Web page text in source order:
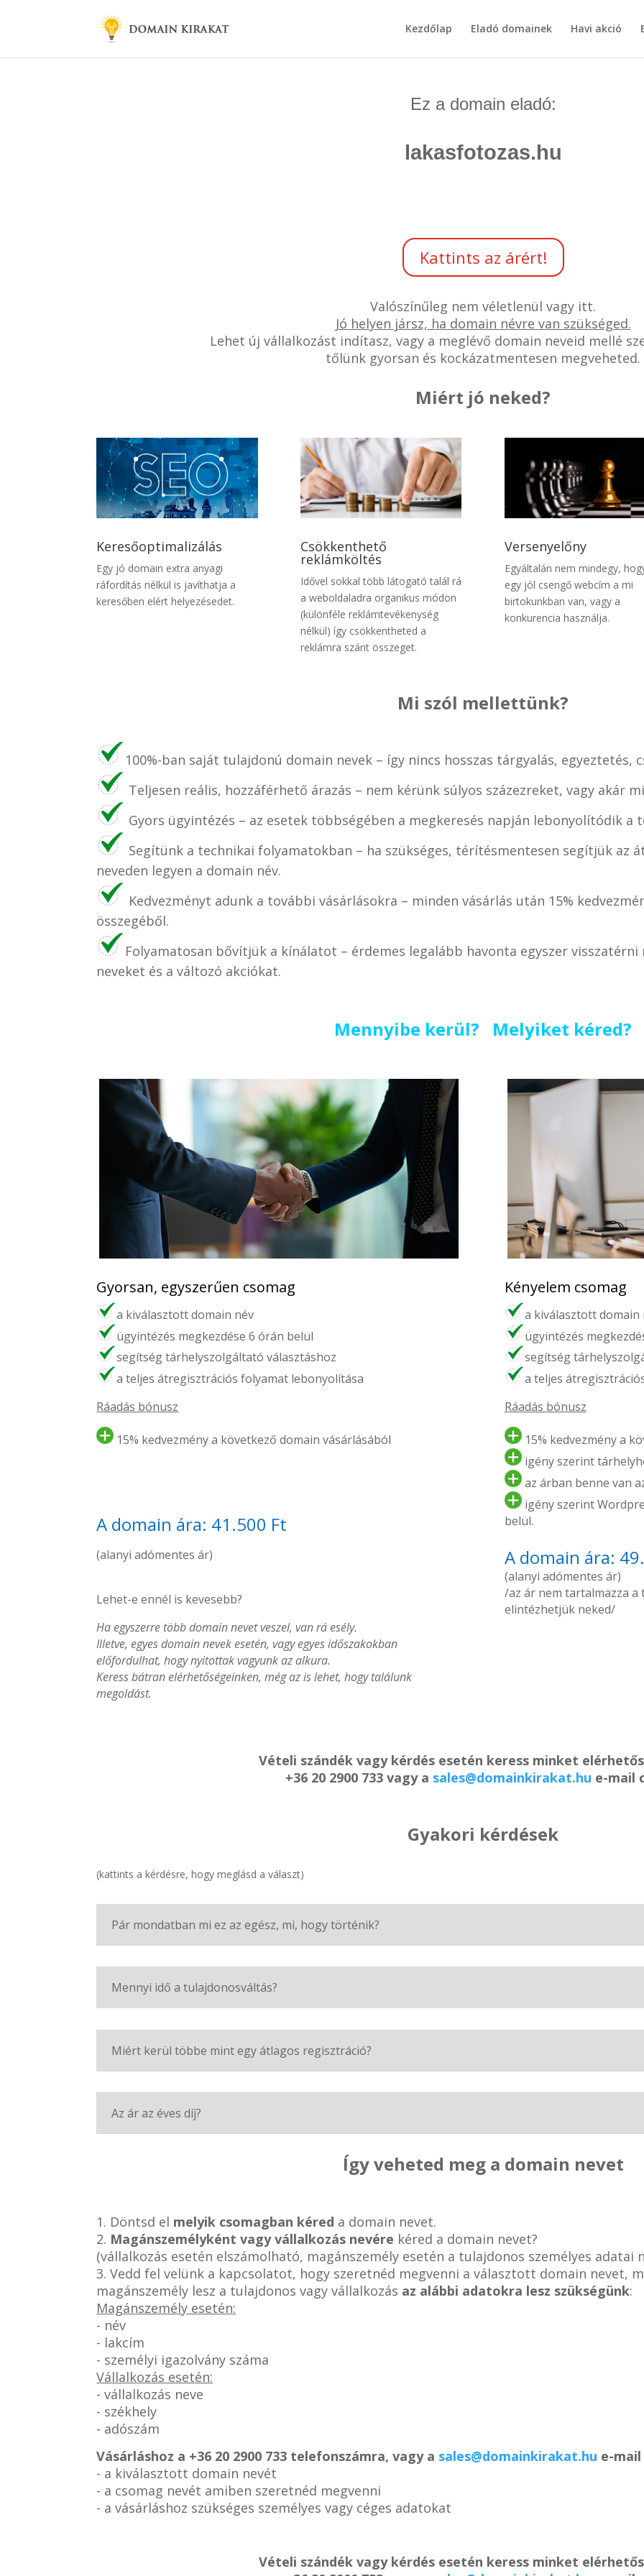
Kezdőlap Eladó domainek Havi akció
Ez a domain eladó:
lakasfotozas.hu
Kattints az árért!
Valószínűleg nem véletlenül vagy itt.
Jó helyen jársz, ha domain névre van szükséged.
Lehet új vállalkozást indítasz, vagy a meglévő domain neveid mellé
tőlünk gyorsan és kockázatmentesen megveheted.
Miért jó neked?
Keresőoptimalizálás
Egy jó domain extra anyagi
ráfordítás nélkül is javíthatja a
keresőben elért helyezésedet.
Csökkenthető
reklámköltés
Idővel sokkal több látogató talál rá
a weboldaladra organikus módon
(különféle reklámtevékenység
nélkül) így csökkentheted a
reklámra szánt összeget.
Versenyelőny
Egyáltalán nem mindegy,
egy jól csengő webcím a mi
birtokunkban van, vagy a
konkurencia használja.
Mi szól mellettünk?
100%-ban saját tulajdonú domain nevek – így nincs hosszas tárgyalás, egyeztetés,
Teljesen reális, hozzáférhető árazás – nem kérünk súlyos százezreket, vagy akár
Gyors ügyintézés – az esetek többségében a megkeresés napján lebonyolítódik a
Segítünk a technikai folyamatokban – ha szükséges, térítésmentesen segítjük az
neveden legyen a domain név.
Kedvezményt adunk a további vásárlásokra – minden vásárlás után 15%
összegéből.
Folyamatosan bővítjük a kínálatot – érdemes legalább havonta egyszer
neveket és a változó akciókat.
Mennyibe kerül? Melyiket kéred?
Gyorsan, egyszerűen csomag
a kiválasztott domain név
ügyintézés megkezdése 6 órán belül
segítség tárhelyszolgáltató választáshoz
a teljes átregisztrációs folyamat lebonyolítása
Ráadás bónusz
15% kedvezmény a következő domain vásárlásából
A domain ára: 41.500 Ft
(alanyi adómentes ár)
Lehet-e ennél is kevesebb?
Ha egyszerre több domain nevet veszel, van rá esély.
Illetve, egyes domain nevek esetén, vagy egyes időszakokban
előfordulhat, hogy nyitottak vagyunk az alkura.
Keress bátran elérhetőségeinken, még az is lehet, hogy találunk
megoldást.
Kényelem csomag
a kiválasztott domain
ügyintézés
segítség
a teljes
Ráadás bónusz
15% kedvezmény a
igény szerint
az árban benne van
igény szerint
belül.
A domain ára:
(alanyi adómentes ár)
/az ár nem tartalmazza
elintézhetjük neked/
Vételi szándék vagy kérdés esetén keress minket
+36 20 2900 733 vagy a sales@domainkirakat.hu e-mail
Gyakori kérdések
(kattints a kérdésre, hogy meglásd a választ)
Pár mondatban mi ez az egész, mi, hogy történik?
Mennyi idő a tulajdonosváltás?
Miért kerül többe mint egy átlagos regisztráció?
Az ár az éves díj?
Így veheted meg a domain nevet
1. Döntsd el melyik csomagban kéred a domain nevet.
2. Magánszemélyként vagy vállalkozás nevére kéred a domain nevet?
(vállalkozás esetén elszámolható, magánszemély esetén a tulajdonos személyes adatai
3. Vedd fel velünk a kapcsolatot, hogy szeretnéd megvenni a választott domain nevet,
magánszemély lesz a tulajdonos vagy vállalkozás az alábbi adatokra lesz szükségünk:
Magánszemély esetén:
- név
- lakcím
- személyi igazolvány száma
Vállalkozás esetén:
- vállalkozás neve
- székhely
- adószám
Vásárláshoz a +36 20 2900 733 telefonszámra, vagy a sales@domainkirakat.hu e-
- a kiválasztott domain nevét
- a csomag nevét amiben szeretnéd megvenni
- a vásárláshoz szükséges személyes vagy céges adatokat
Vételi szándék vagy kérdés esetén keress minket